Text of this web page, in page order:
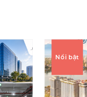
Nổi bật